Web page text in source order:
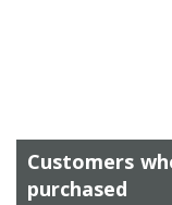
Customers
purchased